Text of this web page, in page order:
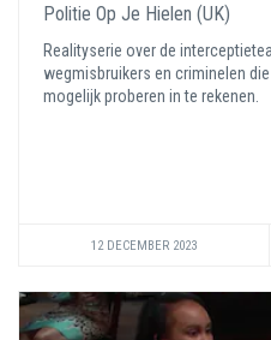
Politie Op Je Hielen (UK)
Realityserie over de
wegmisbruikers en criminelen
mogelijk proberen in te rekenen.
12 DECEMBER 2023